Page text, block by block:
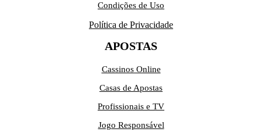
Condições de Uso
Política de Privacidade
APOSTAS
Cassinos Online
Casas de Apostas
Profissionais e TV
Jogo Responsável